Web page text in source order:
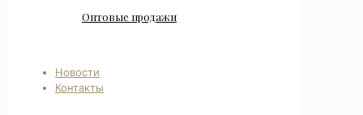
Оптовые продажи
Новости
Контакты